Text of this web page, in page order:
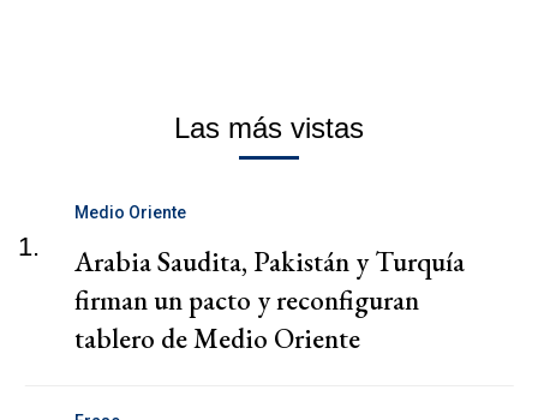
Las más vistas
1.
Medio Oriente
Arabia Saudita, Pakistán y Turquía
firman un pacto y reconfiguran
tablero de Medio Oriente